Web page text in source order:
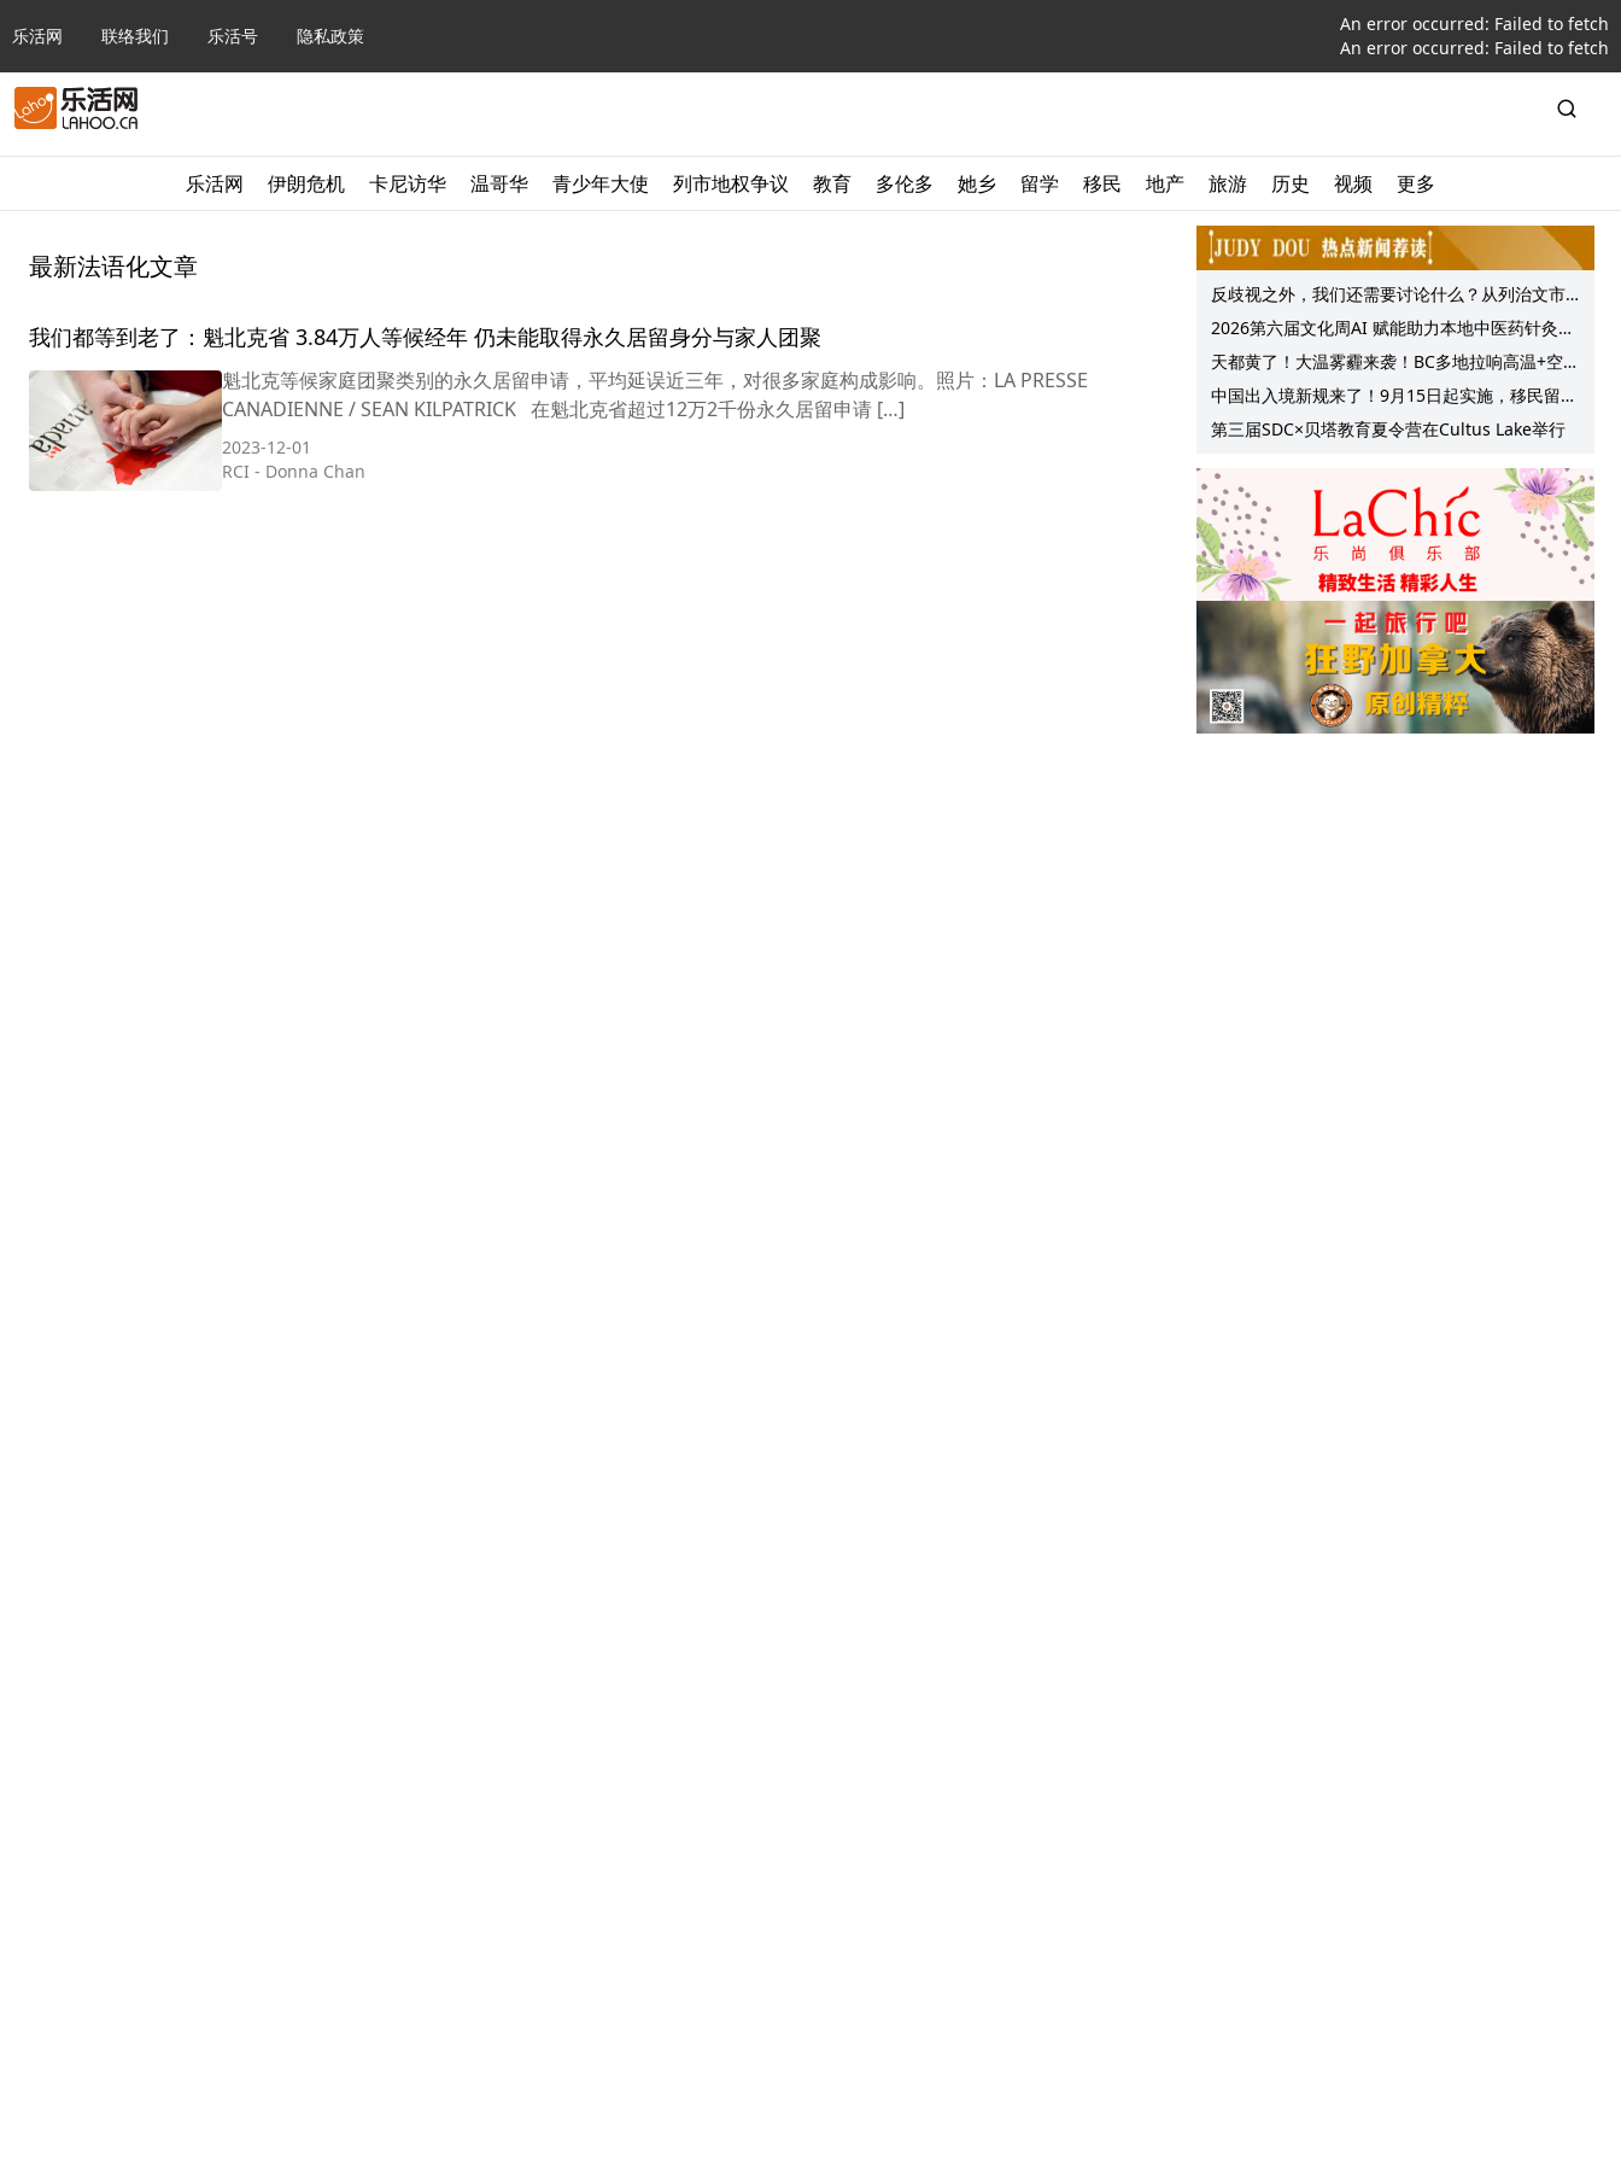
乐活网 联络我们 乐活号 隐私政策
An error occurred: Failed to fetch
An error occurred: Failed to fetch
乐活网 伊朗危机 卡尼访华 温哥华 青少年大使 列市地权争议 教育 多伦多 她乡 留学 移民 地产 旅游 历史 视频 更多
最新法语化文章
我们都等到老了：魁北克省 3.84万人等候经年 仍未能取得永久居留身分与家人团聚
魁北克等候家庭团聚类别的永久居留申请，平均延误近三年，对很多家庭构成影响。照片：LA PRESSE
CANADIENNE / SEAN KILPATRICK 在魁北克省超过12万2千份永久居留申请 […]
2023-12-01
RCI - Donna Chan
反歧视之外，我们还需要讨论什么？从列治文市
议会一项动议谈起
2026第六届文化周AI 赋能助力本地中医药针灸服
务提质升级
天都黄了！大温雾霾来袭！BC多地拉响高温+空气
质量预警 最高可达35°C！
中国出入境新规来了！9月15日起实施，移民留学
中介迎来最强监管！
第三届SDC×贝塔教育夏令营在Cultus Lake举行